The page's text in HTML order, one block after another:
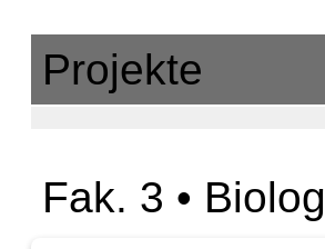
Projekte
Fak. 3 •